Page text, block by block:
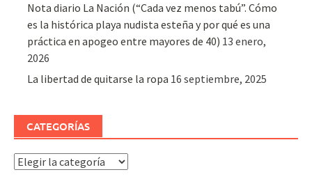
Nota diario La Nación (“Cada vez menos tabú”. Cómo
es la histórica playa nudista esteña y por qué es una
práctica en apogeo entre mayores de 40) 13 enero,
2026
La libertad de quitarse la ropa 16 septiembre, 2025
CATEGORÍAS
Categorías